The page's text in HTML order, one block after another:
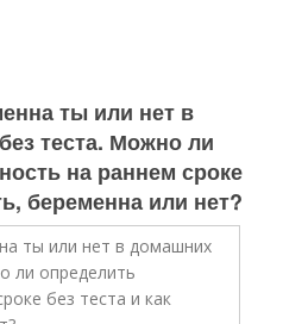
ты или нет в
теста. Можно ли
на раннем сроке
беременна или нет?